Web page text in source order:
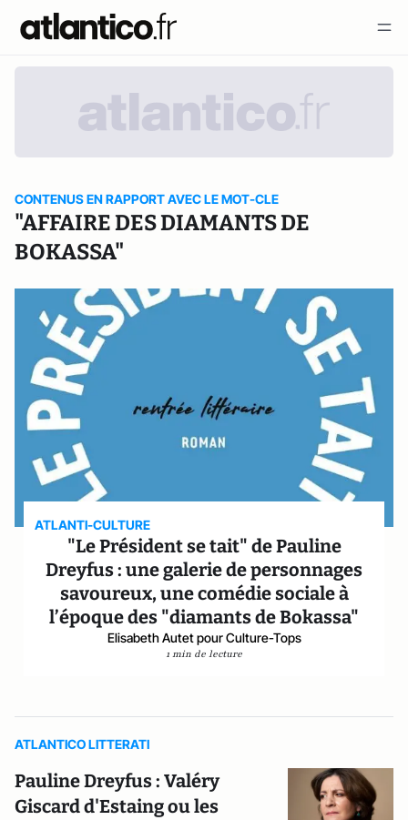
CONTENUS EN RAPPORT AVEC LE MOT-CLE
"AFFAIRE DES DIAMANTS DE
BOKASSA"
ATLANTI-CULTURE
"Le Président se tait" de Pauline
Dreyfus : une galerie de personnages
savoureux, une comédie sociale à
l’époque des "diamants de Bokassa"
Elisabeth Autet pour Culture-Tops
1 min de lecture
ATLANTICO LITTERATI
Pauline Dreyfus : Valéry
Giscard d'Estaing ou les